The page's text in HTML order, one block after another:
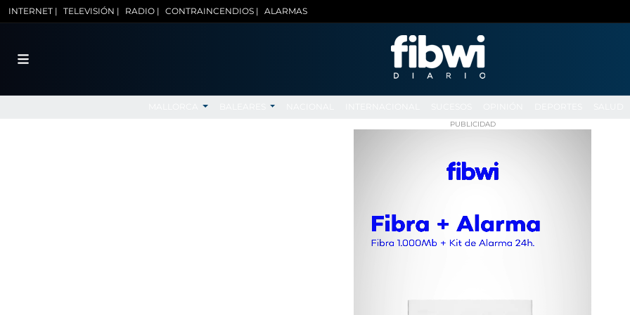
INTERNET | TELEVISIÓN | RADIO | CONTRAINCENDIOS | ALARMAS